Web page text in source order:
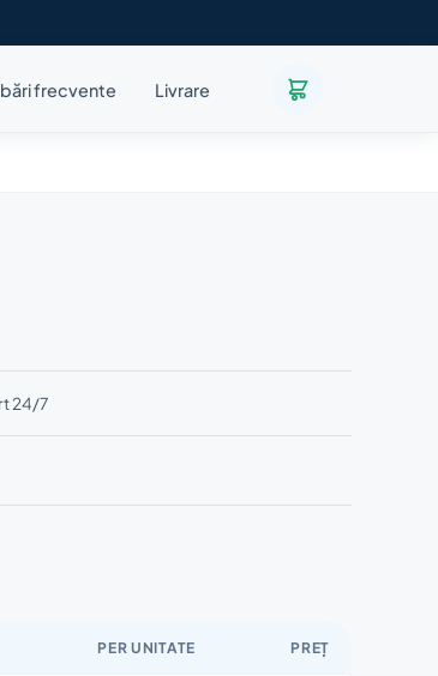
frecvente Livrare
24/7
PER UNITATE PREȚ